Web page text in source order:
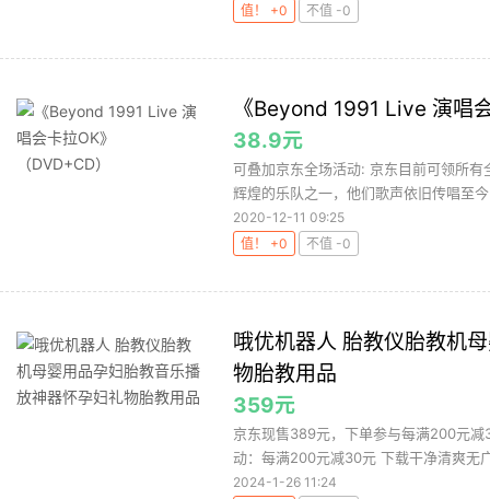
值！ +0
不值 -0
《Beyond 1991 Live 演唱
38.9元
可叠加京东全场活动: 京东目前可领所
辉煌的乐队之一，他们歌声依旧传唱至
2020-12-11 09:25
值！ +0
不值 -0
哦优机器人 胎教仪胎教机
物胎教用品
359元
京东现售389元，下单参与每满200元
动：每满200元减30元 下载干净清爽无
2024-1-26 11:24